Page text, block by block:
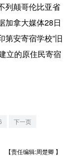
悦读
上市公司
江西
颠哥伦比亚省
加拿大媒体28日
第安寄宿学校”旧
立的原住民寄宿
下一页
【责任编辑:周楚卿 】